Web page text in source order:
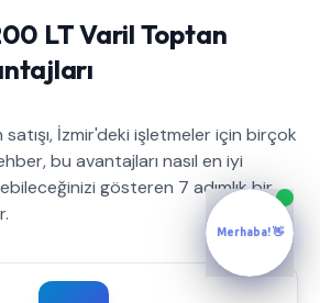
LT Varil Toptan
İzmir'deki işletmeler için birçok
bu avantajları nasıl en iyi
gösteren 7 adımlık bir
Merhaba! 👋